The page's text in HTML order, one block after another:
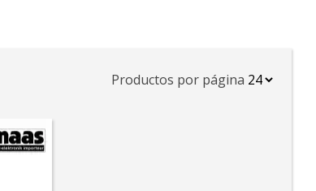
Productos por página